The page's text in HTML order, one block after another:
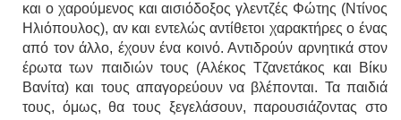
και ο χαρούμενος και αισιόδοξος γλεντζές Φώτης (Ντίνος
Ηλιόπουλος), αν και εντελώς αντίθετοι χαρακτήρες ο ένας
από τον άλλο, έχουν ένα κοινό. Αντιδρούν αρνητικά στον
έρωτα των παιδιών τους (Αλέκος Τζανετάκος και Βίκυ
Βανίτα) και τους απαγορεύουν να βλέπονται. Τα παιδιά
τους, όμως, θα τους ξεγελάσουν, παρουσιάζοντας στο